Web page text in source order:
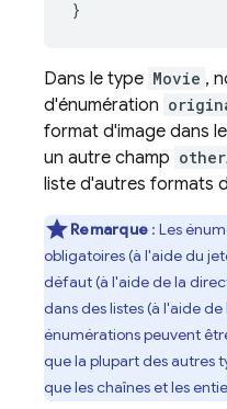
}
Dans le type Movie ,
d'énumération
format d'image dans
un autre champ
liste d'autres formats
Remarque : Les
obligatoires (à l'aide du
défaut (à l'aide de la
dans des listes (à l'aide
énumérations peuvent
que la plupart des autres
que les chaînes et les